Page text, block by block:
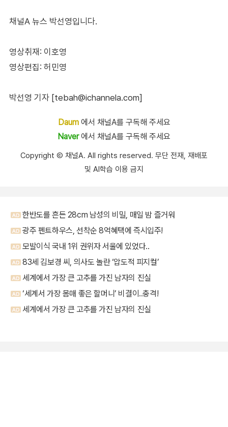
채널A 뉴스 박선영입니다.
영상취재: 이호영
영상편집: 허민영
박선영 기자 [tebah@ichannela.com]
Daum에서 채널A를 구독해 주세요
Naver에서 채널A를 구독해 주세요
Copyright Ⓒ 채널A. All rights reserved. 무단 전재, 재배포
및 AI학습 이용 금지